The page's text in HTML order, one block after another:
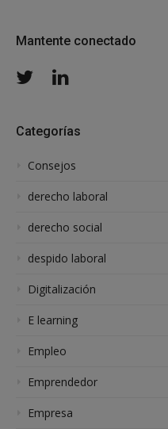
Mantente conectado
TwitterLinkedIn
Categorías
Consejos
derecho laboral
derecho social
despido laboral
Digitalización
E learning
Empleo
Emprendedor
Empresa